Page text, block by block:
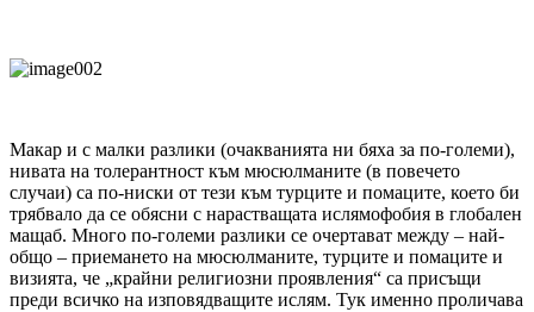
Макар и с малки разлики (очакванията ни бяха за по-големи),
нивата на толерантност към мюсюлманите (в повечето
случаи) са по-ниски от тези към турците и помаците, което би
трябвало да се обясни с нарастващата ислямофобия в глобален
мащаб. Много по-големи разлики се очертават между – най-
общо – приемането на мюсюлманите, турците и помаците и
визията, че „крайни религиозни проявления“ са присъщи
преди всичко на изповядващите ислям. Тук именно проличава